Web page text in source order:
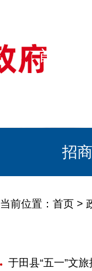
首页
招
当前位置： 首页 >
于田县“五一”文